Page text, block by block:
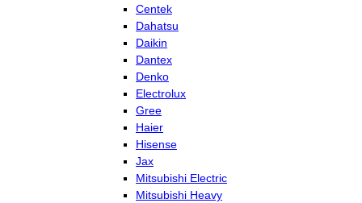
Centek
Dahatsu
Daikin
Dantex
Denko
Electrolux
Gree
Haier
Hisense
Jax
Mitsubishi Electric
Mitsubishi Heavy